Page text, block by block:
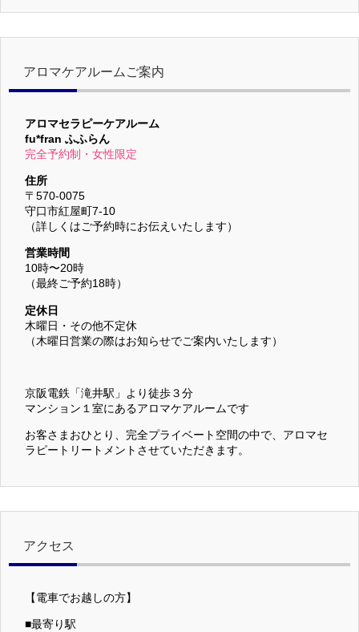
アロマケアルームご案内
アロマセラピーケアルーム
fu*fran ふふらん
完全予約制・女性限定
住所
〒570-0075
守口市紅屋町7-10
（詳しくはご予約時にお伝えいたします）
営業時間
10時〜20時
（最終ご予約18時）
定休日
木曜日・その他不定休
（木曜日営業の際はお知らせでご案内いたします）
京阪電鉄「滝井駅」より徒歩３分
マンション１室にあるアロマケアルームです
お客さまおひとり、完全プライベート空間の中で、アロマセ
ラピートリートメントさせていただきます。
アクセス
【電車でお越しの方】
■最寄り駅